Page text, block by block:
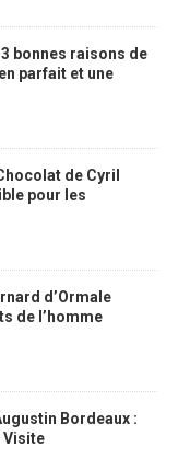
bonnes raisons de
parfait et une
de Cyril
pour les
d’Ormale
de l’homme
Bordeaux :
Visite